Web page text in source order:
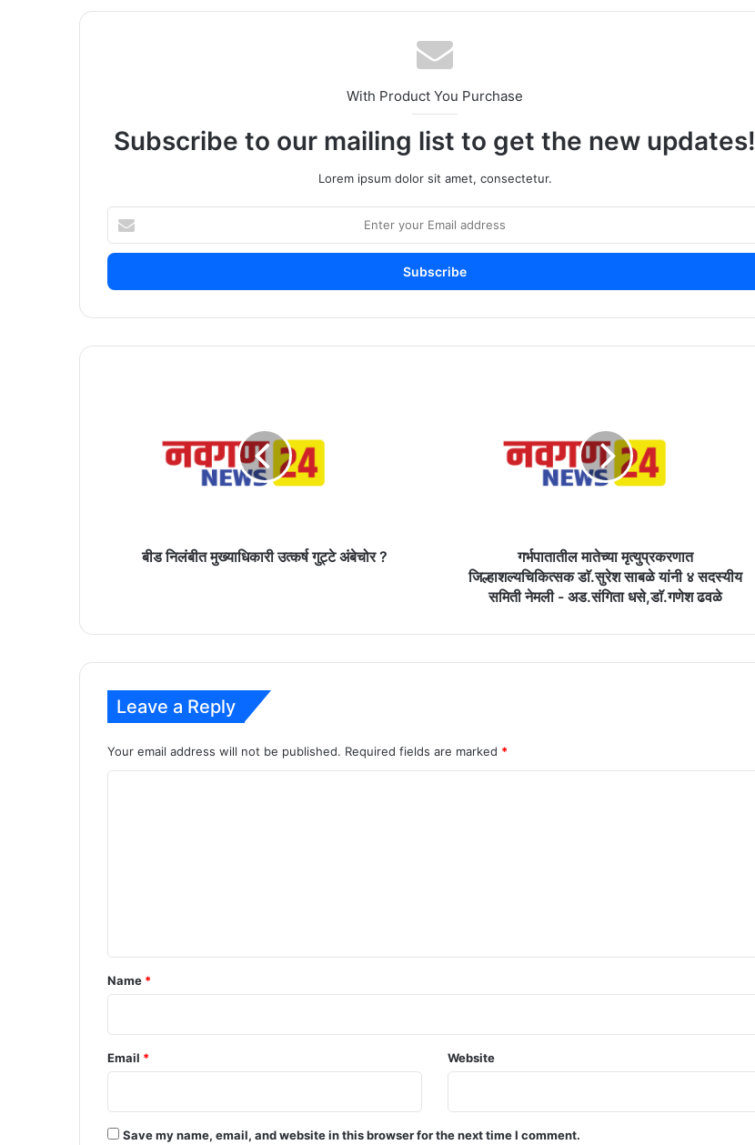
With Product You Purchase
Subscribe to our mailing list to get the new updates!
Lorem ipsum dolor sit amet, consectetur.
your
Email
बीड निलंबीत मुख्याधिकारी उत्कर्ष गुट्टे अंबेचोर ?
जिल्हाशल्यचिकित्सक
नेमली
गर्भपातातील मातेच्या मृत्युप्रकरणात
जिल्हाशल्यचिकित्सक डाॅ.सुरेश साबळे यांनी ४ सदस्यीय
समिती नेमली - अड.संगिता धसे,डाॅ.गणेश ढवळे
Leave a Reply
Your email address will not be published. Required fields are marked *
*
Name *
Email * Website
Save my name, email, and website in this browser for the next time I comment.